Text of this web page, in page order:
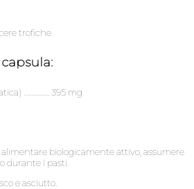
trofiche.
……………. 395 mg
biologicamente attivo, assumere
durante i pasti.
e asciutto.